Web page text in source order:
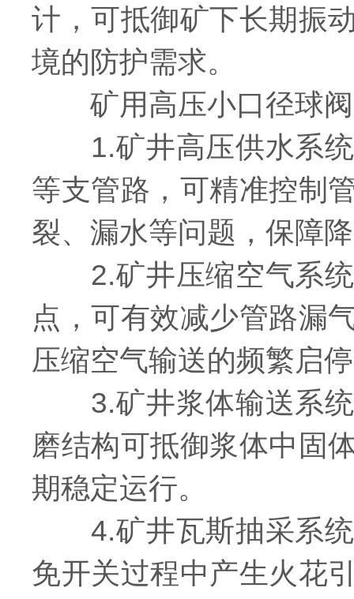
计，可抵御矿下长期振
境的防护需求。
矿用高压小口径球阀
1.矿井高压供水系统
等支管路，可精准控制
裂、漏水等问题，保障
2.矿井压缩空气系统
点，可有效减少管路漏
压缩空气输送的频繁启
3.矿井浆体输送系统
磨结构可抵御浆体中固
期稳定运行。
4.矿井瓦斯抽采系统
免开关过程中产生火花